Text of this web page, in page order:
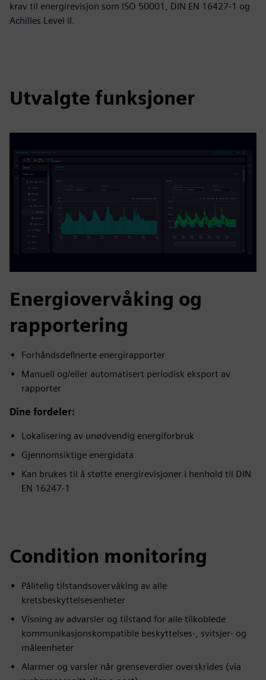
krav til energirevisjon som ISO 50001, DIN EN 16427-1 og
Achilles Level II.
Utvalgte funksjoner
Energiovervåking og
rapportering
Forhåndsdefinerte energirapporter
Manuell og/eller automatisert periodisk eksport av
rapporter
Dine fordeler:
Lokalisering av unødvendig energiforbruk
Gjennomsiktige energidata
Kan brukes til å støtte energirevisjoner i henhold til DIN
EN 16247-1
Condition monitoring
Pålitelig tilstandsovervåking av alle
kretsbeskyttelsesenheter
Visning av advarsler og tilstand for alle tilkoblede
kommunikasjonskompatible beskyttelses-, svitsjer- og
måleenheter
Alarmer og varsler når grenseverdier overskrides (via